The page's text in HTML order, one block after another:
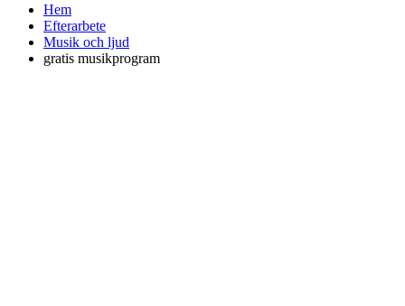
Hem
Efterarbete
Musik och ljud
gratis musikprogram